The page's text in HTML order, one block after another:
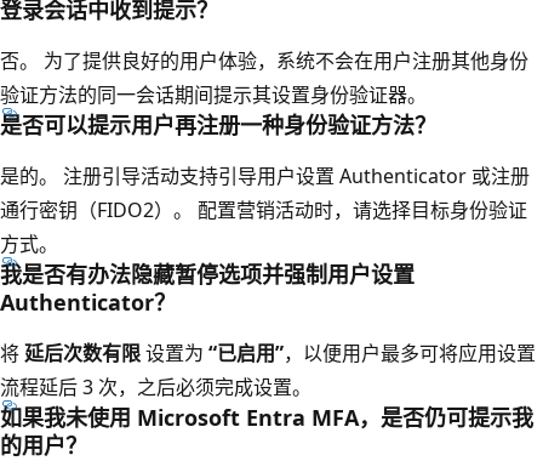
登录会话中收到提示？
否。 为了提供良好的用户体验，系统不会在用户注册其他身份
验证方法的同一会话期间提示其设置身份验证器。
是否可以提示用户再注册一种身份验证方法？
是的。 注册引导活动支持引导用户设置 Authenticator 或注册
通行密钥（FIDO2）。 配置营销活动时，请选择目标身份验证
方式。
我是否有办法隐藏暂停选项并强制用户设置
Authenticator？
将延后次数有限设置为 “已启用”，以便用户最多可将应用设置
流程延后 3 次，之后必须完成设置。
如果我未使用 Microsoft Entra MFA，是否仍可提示我
的用户？